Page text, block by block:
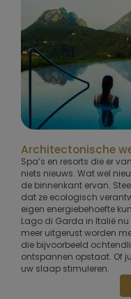
Architectonische
Spa’s en resorts die er
niets nieuws. Wat wel
de binnenkant ervan.
dat ze ecologisch
eigen energiebehoefte
Lago di Garda in Italië nu
meer uitgerust worden
die bijvoorbeeld
ontspannen opstaat. Of
uw slaap stimuleren.